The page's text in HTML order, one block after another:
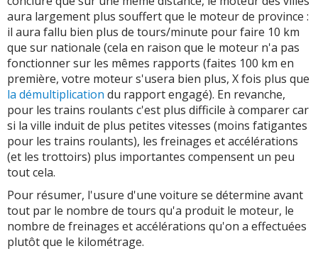
aura largement plus souffert que le moteur de province :
il aura fallu bien plus de tours/minute pour faire 10 km
que sur nationale (cela en raison que le moteur n'a pas
fonctionner sur les mêmes rapports (faites 100 km en
première, votre moteur s'usera bien plus, X fois plus que
la démultiplication du rapport engagé). En revanche,
pour les trains roulants c'est plus difficile à comparer car
si la ville induit de plus petites vitesses (moins fatigantes
pour les trains roulants), les freinages et accélérations
(et les trottoirs) plus importantes compensent un peu
tout cela.
Pour résumer, l'usure d'une voiture se détermine avant
tout par le nombre de tours qu'a produit le moteur, le
nombre de freinages et accélérations qu'on a effectuées
plutôt que le kilométrage.